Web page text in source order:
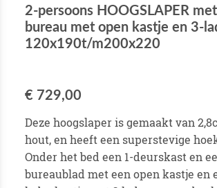
2-persoons HOOGSLAPER
bureau met open kastje en 3-
120x190t/m200x220
€ 729,00
Deze hoogslaper is gemaakt van
hout, en heeft een superstevige
Onder het bed een 1-deurskast en
bureaublad met een open kastje en